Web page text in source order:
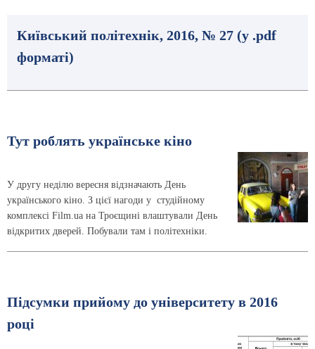
Київський політехнік, 2016, № 27 (у .pdf
форматі)
Тут роблять українське кіно
У другу неділю вересня відзначають День
українського кіно. З цієї нагоди у студійному
комплексі Film.ua на Троєщині влаштували День
відкритих дверей. Побували там і політехніки.
Підсумки прийому до університету в 2016
році